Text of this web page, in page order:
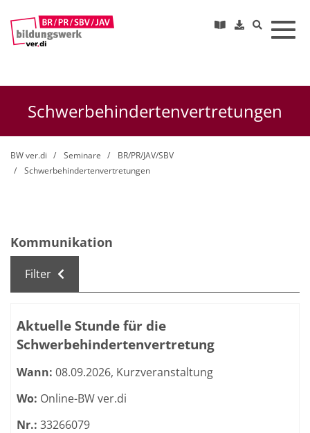
Schwerbehindertenvertretungen
BW ver.di Seminare
BR/PR/JAV/SBV
Schwerbehindertenvertretungen
Kommunikation
Filter
Aktuelle Stunde für die
Schwerbehindertenvertretung
Wann: 08.09.2026, Kurzveranstaltung
Wo: Online-BW ver.di
Nr.: 33266079